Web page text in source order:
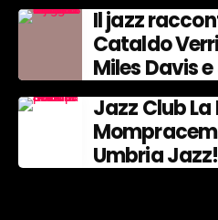
Il jazz
Cataldo
Miles Davis
Jazz Club
Umbria Jazz!